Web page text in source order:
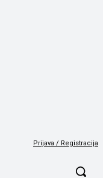
Prijava / Registracija